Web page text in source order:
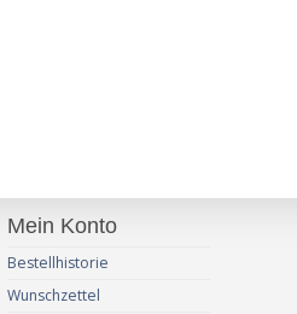
Mein Konto
Bestellhistorie
Wunschzettel